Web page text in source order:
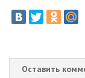
Оставить